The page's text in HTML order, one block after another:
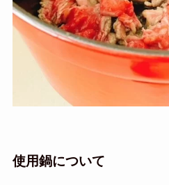
使用鍋について